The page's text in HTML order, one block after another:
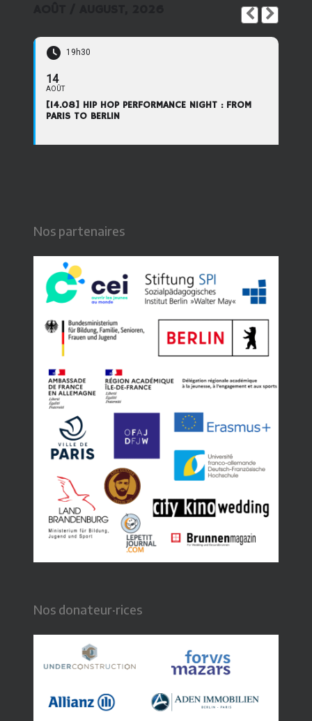
19h30
14
AOÛT
[14.08] HIP HOP PERFORMANCE NIGHT : FROM
PARIS TO BERLIN
Nos partenaires
Nos donateur·rices